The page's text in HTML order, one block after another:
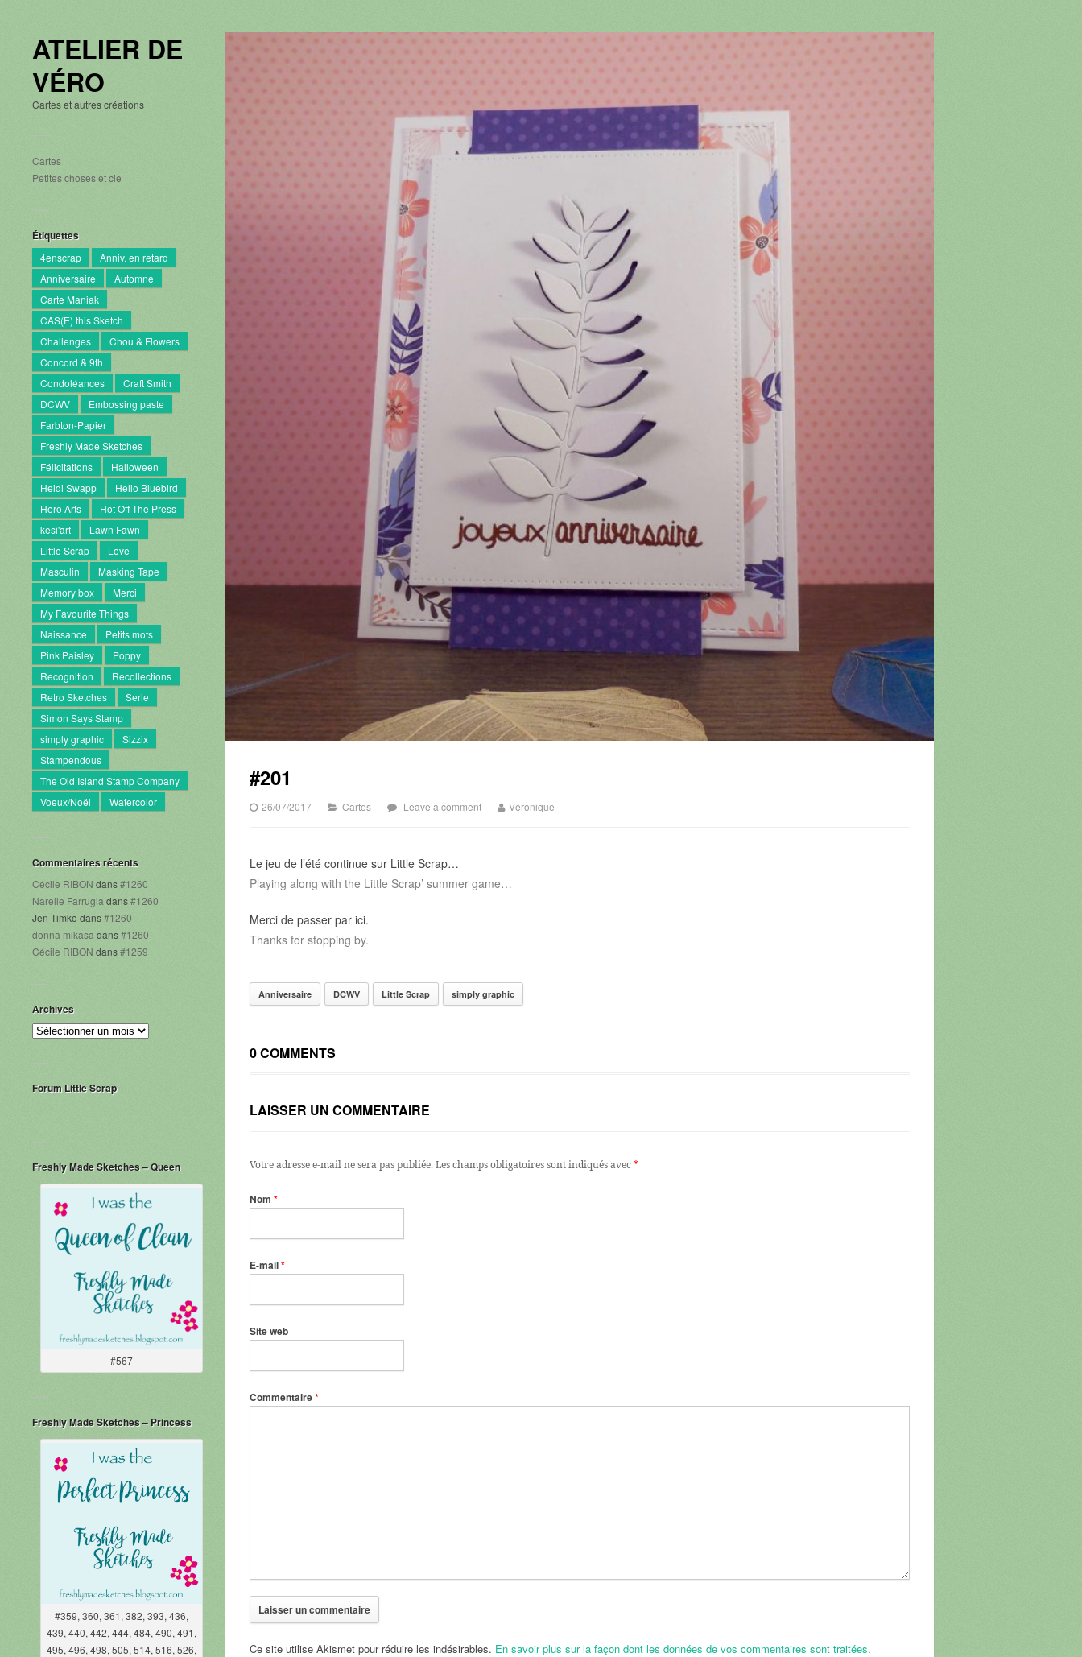
ATELIER DE
VÉRO
Cartes et autres créations
Cartes
Petites choses et cie
Étiquettes
4enscrap
Anniv. en retard
Anniversaire
Automne
Carte Maniak
CAS(E) this Sketch
Challenges
Chou & Flowers
Concord & 9th
Condoléances
Craft Smith
DCWV
Embossing paste
Farbton-Papier
Freshly Made Sketches
Félicitations
Halloween
Heidi Swapp
Hello Bluebird
Hero Arts
Hot Off The Press
kesi'art
Lawn Fawn
Little Scrap
Love
Masculin
Masking Tape
Memory box
Merci
My Favourite Things
Naissance
Petits mots
Pink Paisley
Poppy
Recognition
Recollections
Retro Sketches
Serie
Simon Says Stamp
simply graphic
Sizzix
Stampendous
The Old Island Stamp Company
Voeux/Noël
Watercolor
Commentaires récents
Cécile RIBON dans#1260
Narelle Farrugia dans#1260
Jen Timko dans#1260
donna mikasa dans#1260
Cécile RIBON dans#1259
Archives
Archives
Forum Little Scrap
Freshly Made Sketches – Queen
#567
Freshly Made Sketches – Princess
#359, 360, 361, 382, 393, 436,
439, 440, 442, 444, 484, 490, 491,
495, 496, 498, 505, 514, 516, 526,
#201
26/07/2017 Cartes Leave a comment Véronique
Le jeu de l’été continue sur Little Scrap…
Playing along with the Little Scrap’ summer game…
Merci de passer par ici.
Thanks for stopping by.
Anniversaire DCWV Little Scrap simply graphic
0 COMMENTS
LAISSER UN COMMENTAIRE
Votre adresse e-mail ne sera pas publiée. Les champs obligatoires sont indiqués avec*
Nom *
E-mail*
Site web
Commentaire*
Ce site utilise Akismet pour réduire les indésirables. En savoir plus sur la façon dont les données de vos commentaires sont traitées.